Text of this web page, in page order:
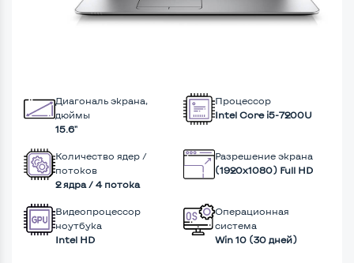
Диагональ экрана,
дюймы
15.6"
Процессор
Intel Core i5-7200U
Количество ядер /
потоков
2 ядра / 4 потока
Разрешение экрана
(1920х1080) Full HD
Видеопроцессор
ноутбука
Intel HD
Операционная
система
Win 10 (30 дней)